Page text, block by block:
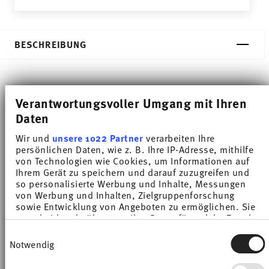
Verantwortungsvoller Umgang mit Ihren
Daten
Wir und unsere 1022 Partnerverarbeiten Ihre
persönlichen Daten, wie z. B. Ihre IP-Adresse, mithilfe
von Technologien wie Cookies, um Informationen auf
Ihrem Gerät zu speichern und darauf zuzugreifen und
so personalisierte Werbung und Inhalte, Messungen
von Werbung und Inhalten, Zielgruppenforschung
sowie Entwicklung von Angeboten zu ermöglichen. Sie
entscheiden darüber, wer Ihre Daten für welche Zwecke
Cookie-Erklärung oder durch Klicken auf das Privacy
Trigger Symbol ändern oder widerrufen
Notwendig
BESCHREIBUNG
8,0 cm - h 6,8 cm - 0,200 l, Porzellan
Die umfangreiche Farbpalette mit den zahlreichen
Kombinationsmöglichkeiten machen Sunny Day so
besonders und ermöglichen den Einsatz in
verschiedensten Koch- und Küchenwelten. Auf
sympathische und gut gelaunte Weise sorgt Sunny
Day dafür, dass jeder Tag einfach unverwechselbar